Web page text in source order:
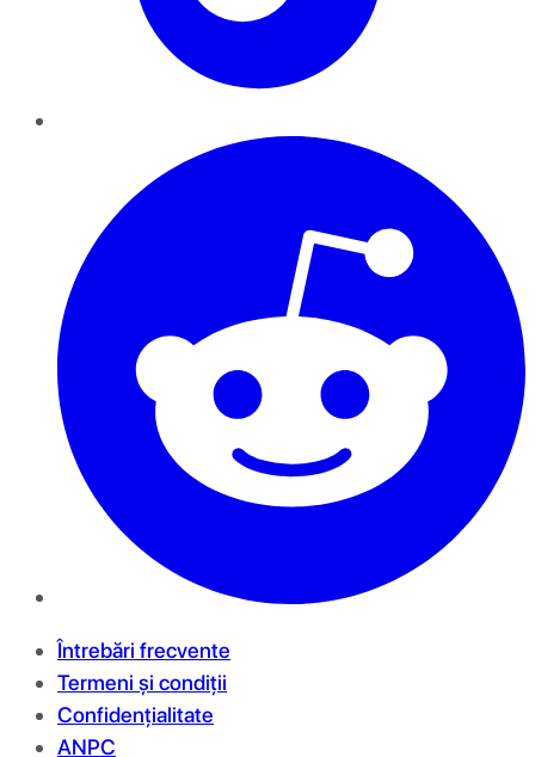
Întrebări frecvente
Termeni și condiții
Confidențialitate
ANPC